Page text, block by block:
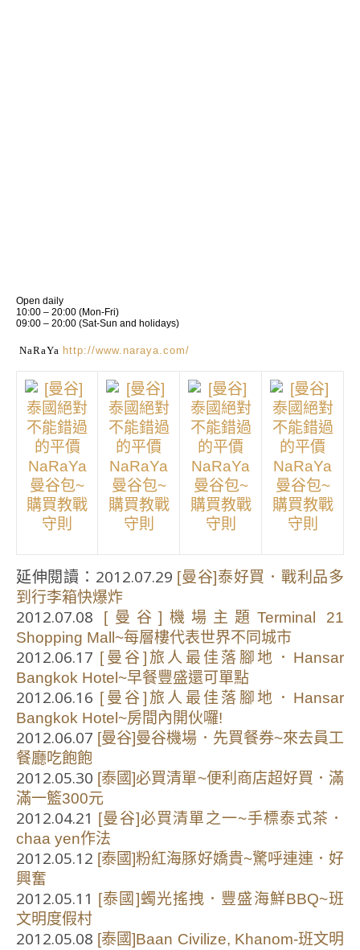
Open daily
10:00 – 20:00 (Mon-Fri)
09:00 – 20:00 (Sat-Sun and holidays)
NaRaYa http://www.naraya.com/
延伸閱讀：2012.07.29 [曼谷]泰好買．戰利品多
到行李箱快爆炸
2012.07.08
[曼谷]機場主題Terminal 21
Shopping Mall~每層樓代表世界不同城市
2012.06.17 [曼谷]旅人最佳落腳地．Hansar
Bangkok Hotel~早餐豐盛還可單點
2012.06.16 [曼谷]旅人最佳落腳地．Hansar
Bangkok Hotel~房間內開伙囉!
2012.06.07 [曼谷]曼谷機場．先買餐券~來去員工
餐廳吃飽飽
2012.05.30 [泰國]必買清單~便利商店超好買．滿
滿一籃300元
2012.04.21
[曼谷]必買清單之一~手標泰式茶．
chaa yen作法
2012.05.12 [泰國]粉紅海豚好嬌貴~驚呼連連．好
興奮
2012.05.11
[泰國]蠋光搖拽．豐盛海鮮BBQ~班
文明度假村
2012.05.08 [泰國]Baan Civilize, Khanom-班文明